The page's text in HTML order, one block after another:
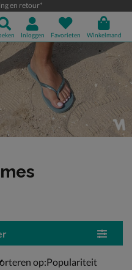
en retour*
Inloggen Favorieten Winkelmand
op: